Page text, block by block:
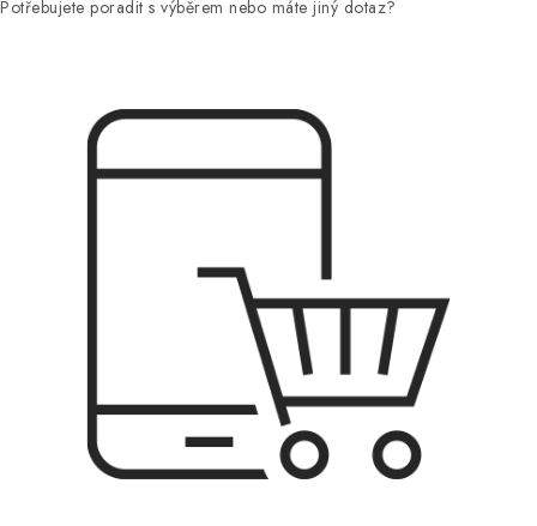
Potřebujete poradit s výběrem nebo máte jiný dotaz?